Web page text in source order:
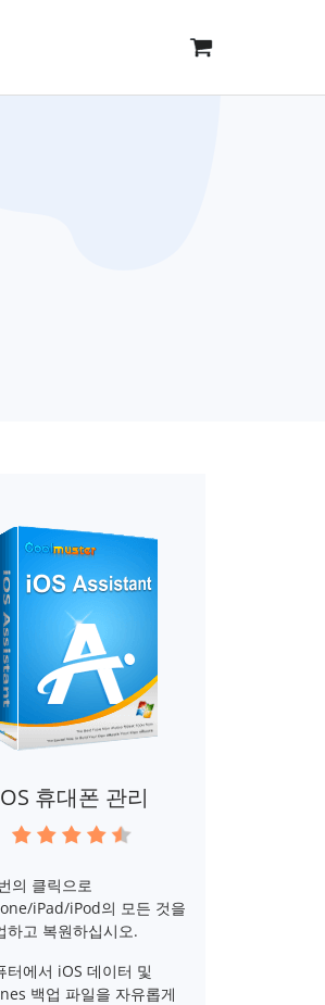
휴대폰 관리
의 클릭으로
iPad/iPod의 모든 것을
하고 복원하십시오.
터에서 iOS 데이터 및
백업 파일을 자유롭게